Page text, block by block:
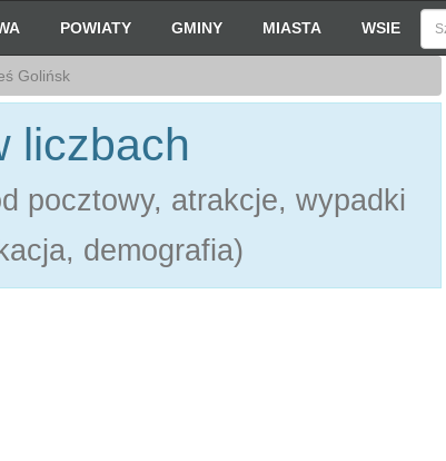
POWIATY GMINY MIASTA WSIE
Golińsk
liczbach
pocztowy, atrakcje, wypadki
demografia)